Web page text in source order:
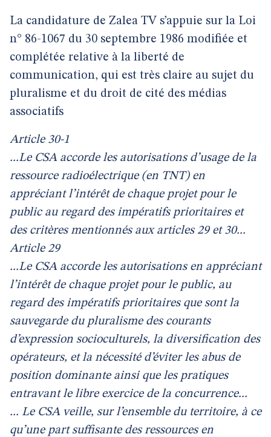
La candidature de Zalea TV s’appuie sur la Loi
n° 86-1067 du 30 septembre 1986 modifiée et
complétée relative à la liberté de
communication, qui est très claire au sujet du
pluralisme et du droit de cité des médias
associatifs
Article 30-1
...Le CSA accorde les autorisations d’usage de la
ressource radioélectrique (en TNT) en
appréciant l’intérêt de chaque projet pour le
public au regard des impératifs prioritaires et
des critères mentionnés aux articles 29 et 30...
Article 29
...Le CSA accorde les autorisations en appréciant
l’intérêt de chaque projet pour le public, au
regard des impératifs prioritaires que sont la
sauvegarde du pluralisme des courants
d’expression socioculturels, la diversification des
opérateurs, et la nécessité d’éviter les abus de
position dominante ainsi que les pratiques
entravant le libre exercice de la concurrence...
... Le CSA veille, sur l’ensemble du territoire, à ce
qu’une part suffisante des ressources en